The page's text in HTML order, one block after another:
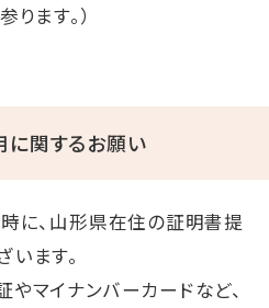
ます。）
に関するお願い
に、山形県在住の証明書提
ます。
マイナンバーカードなど、